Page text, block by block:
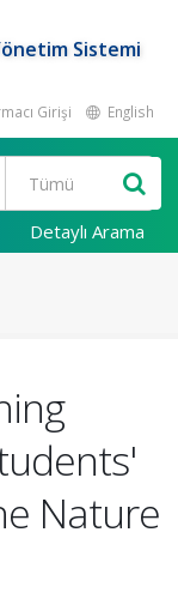
Sistemi
Girişi English
Detaylı Arama
Nature